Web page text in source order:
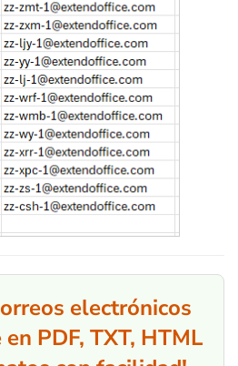
electrónicos
PDF, TXT, HTML